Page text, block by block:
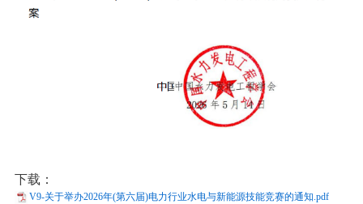
下载：
V9-关于举办2026年(第六届)电力行业水电与新能源技能竞赛的通知.pdf